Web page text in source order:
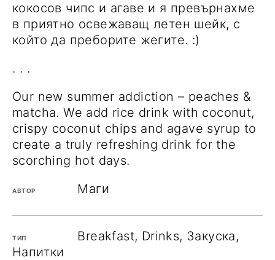
кокосов чипс и агаве и я превърнахме
в приятно освежаващ летен шейк, с
който да преборите жегите. :)
. . .
Our new summer addiction – peaches &
matcha. We add rice drink with coconut,
crispy coconut chips and agave syrup to
create a truly refreshing drink for the
scorching hot days.
АВТОР Маги
ТИП
Breakfast, Drinks, Закуска,
Напитки